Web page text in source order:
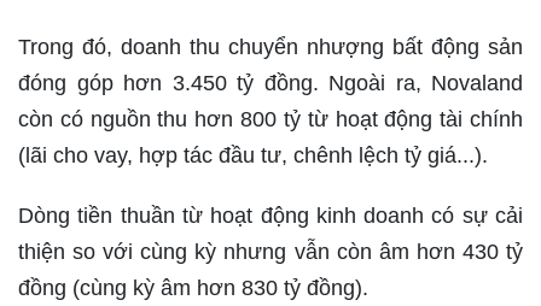
Trong đó, doanh thu chuyển nhượng bất động sản
đóng góp hơn 3.450 tỷ đồng. Ngoài ra, Novaland
còn có nguồn thu hơn 800 tỷ từ hoạt động tài chính
(lãi cho vay, hợp tác đầu tư, chênh lệch tỷ giá...).
Dòng tiền thuần từ hoạt động kinh doanh có sự cải
thiện so với cùng kỳ nhưng vẫn còn âm hơn 430 tỷ
đồng (cùng kỳ âm hơn 830 tỷ đồng).